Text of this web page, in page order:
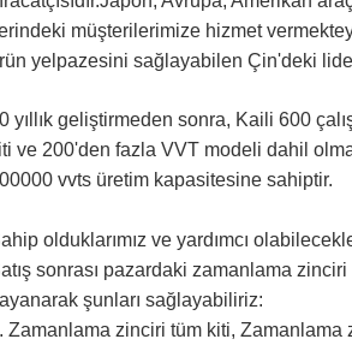
müşterilerimize hizmet
yelpazesini sağlayabilen Çin'deki
yıllık geliştirmeden sonra, Kaili 600
ve 200'den fazla VVT modeli dahil
vvts üretim kapasitesine sahiptir.
olduklarımız ve yardımcı
sonrası pazardaki zamanlama
şunları sağlayabiliriz:
Zamanlama zinciri tüm kiti, Zamanlama